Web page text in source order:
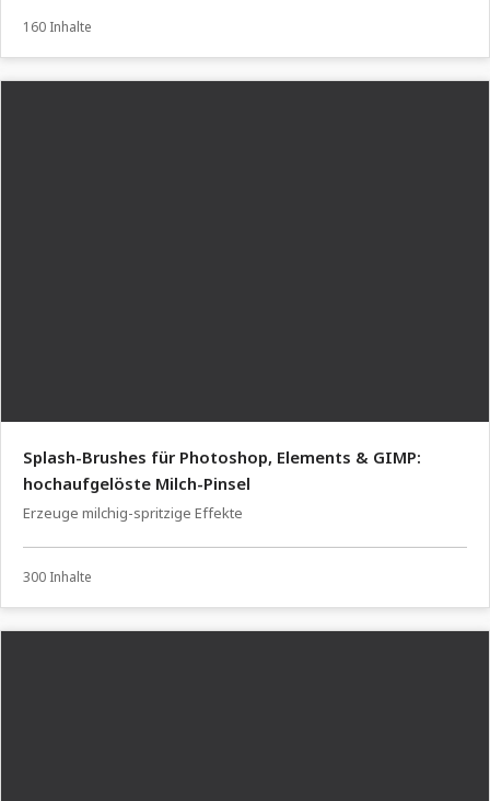
160 Inhalte
Splash-Brushes für Photoshop, Elements & GIMP:
hochaufgelöste Milch-Pinsel
Erzeuge milchig-spritzige Effekte
300 Inhalte